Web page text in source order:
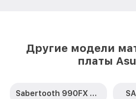
Другие модели
платы
Sabertooth 990FX R2.0